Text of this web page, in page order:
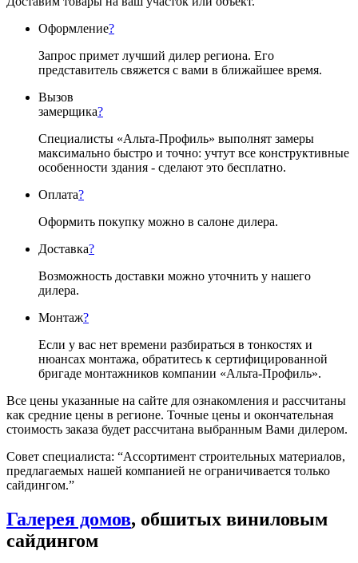
Оформление?
Запрос примет лучший дилер региона. Его
представитель свяжется с вами в ближайшее время.
Вызов
замерщика?
Специалисты «Альта-Профиль» выполнят замеры
максимально быстро и точно: учтут все конструктивные
особенности здания - сделают это бесплатно.
Оплата?
Оформить покупку можно в салоне дилера.
Доставка?
Возможность доставки можно уточнить у нашего
дилера.
Монтаж?
Если у вас нет времени разбираться в тонкостях и
нюансах монтажа, обратитесь к сертифицированной
бригаде монтажников компании «Альта-Профиль».
Все цены указанные на сайте для ознакомления и рассчитаны
как средние цены в регионе. Точные цены и окончательная
стоимость заказа будет рассчитана выбранным Вами дилером.
Совет специалиста: “Ассортимент строительных материалов,
предлагаемых нашей компанией не ограничивается только
сайдингом.”
Галерея домов, обшитых виниловым
сайдингом